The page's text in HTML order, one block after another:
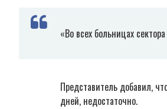
«Во всех больницах
Представитель добавил,
дней, недостаточно.